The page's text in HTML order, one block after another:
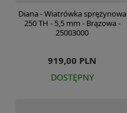
Diana - Wiatrówka sprężynowa
250 TH - 5,5 mm - Brązowa -
25003000
919,00 PLN
DOSTĘPNY